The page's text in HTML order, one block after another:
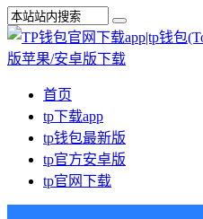
首页
tp下载app
tp钱包最新版
tp官方安卓版
tp官网下载